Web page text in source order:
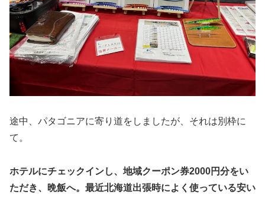
途中、パタゴニアに寄り道をしましたが、それは別枠に
て。
ホテルにチェックインし、地域クーポン券2000円分をい
ただき、晩飯へ。最近北海道出張時によく使っている安い